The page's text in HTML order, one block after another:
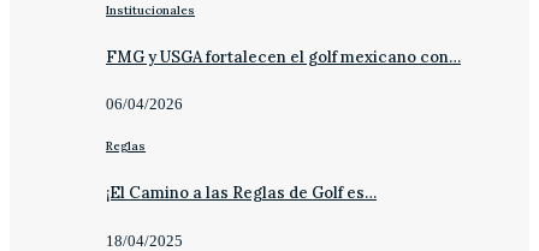
Institucionales
FMG y USGA fortalecen el golf mexicano con…
06/04/2026
Reglas
¡El Camino a las Reglas de Golf es…
18/04/2025